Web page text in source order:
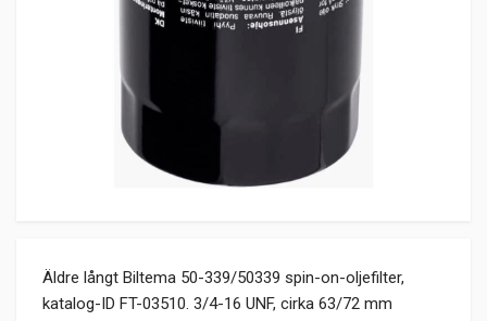
Äldre långt Biltema 50-339/50339 spin-on-oljefilter,
katalog-ID FT-03510. 3/4-16 UNF, cirka 63/72 mm